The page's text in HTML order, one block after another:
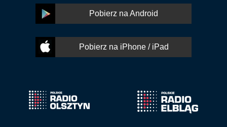
Pobierz na Android
Pobierz na iPhone / iPad